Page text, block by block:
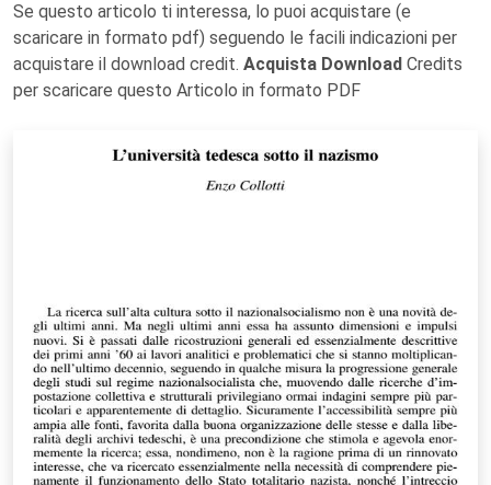
Se questo articolo ti interessa, lo puoi acquistare (e
scaricare in formato pdf) seguendo le facili indicazioni per
acquistare il download credit. Acquista Download Credits
per scaricare questo Articolo in formato PDF